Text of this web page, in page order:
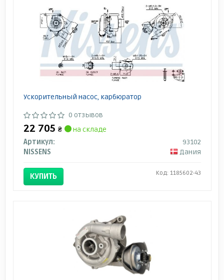
Ускорительный насос, карбюратор
0 отзывов
22 705 ₴
на складе
Артикул:
93102
NISSENS
Дания
КУПИТЬ Код: 1185602-43